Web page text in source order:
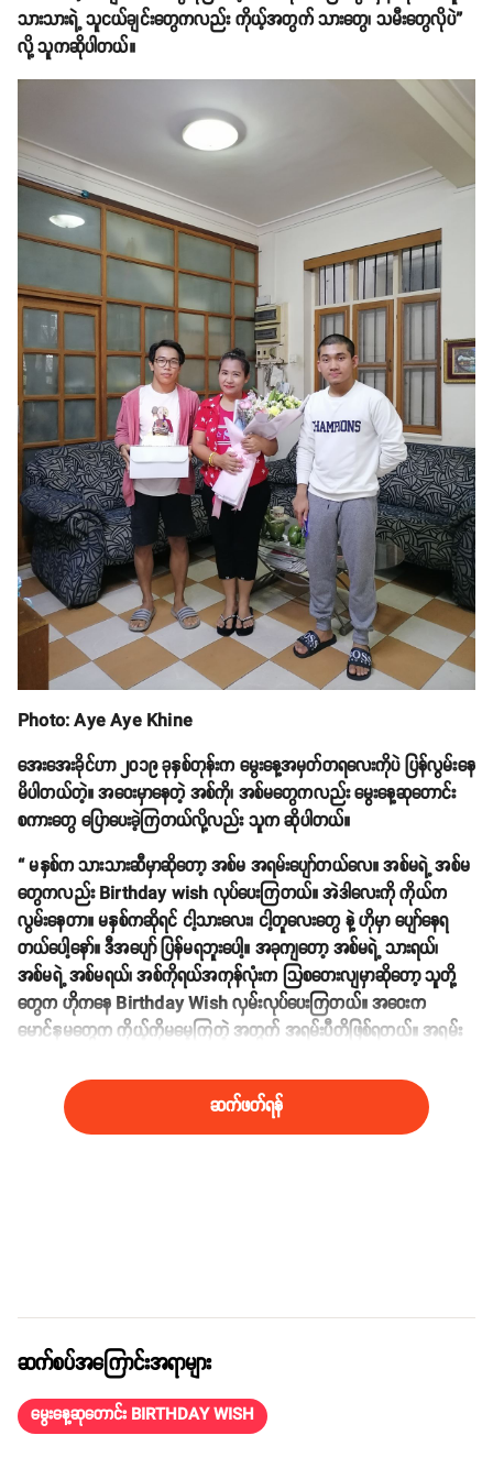
သားသားရဲ့ သူငယ်ချင်းတွေကလည်း ကိုယ့်အတွက် သားတွေ၊ သမီးတွေလိုပဲ”
လို့ သူကဆိုပါတယ်။
Photo: Aye Aye Khine
အေးအေးခိုင်ဟာ ၂၀၁၉ ခုနှစ်တုန်းက မွေးနေ့အမှတ်တရလေးကိုပဲ ပြန်လွမ်းနေ
မိပါတယ်တဲ့။ အဝေးမှာနေတဲ့ အစ်ကို၊ အစ်မတွေကလည်း မွေးနေ့ဆုတောင်း
စကားတွေ ပြောပေးခဲ့ကြတယ်လို့လည်း သူက ဆိုပါတယ်။
“ မနှစ်က သားသားဆီမှာဆိုတော့ အစ်မ အရမ်းပျော်တယ်လေ။ အစ်မရဲ့ အစ်မ
တွေကလည်း Birthday wish လုပ်ပေးကြတယ်။ အဲဒါလေးကို ကိုယ်က
လွမ်းနေတာ။ မနှစ်ကဆိုရင် ငါ့သားလေး၊ ငါ့တူလေးတွေ နဲ့ ဟိုမှာ ပျော်နေရ
တယ်ပေါ့နော်။ ဒီအပျော် ပြန်မရဘူးပေါ့။ အခုကျတော့ အစ်မရဲ့ သားရယ်၊
အစ်မရဲ့ အစ်မရယ်၊ အစ်ကိုရယ်အကုန်လုံးက သြစတေးလျမှာဆိုတော့ သူတို့
တွေက ဟိုကနေ Birthday Wish လှမ်းလုပ်ပေးကြတယ်။ အဝေးက
မောင်နှမတွေက ကိုယ့်ကိုမမေ့ကြတဲ့ အတွက် အရမ်းပီတိဖြစ်ရတယ်။ အရမ်း
ဆက်ဖတ်ရန်
ဆက်စပ်အကြောင်းအရာများ
မွေးနေ့ဆုတောင်း BIRTHDAY WISH